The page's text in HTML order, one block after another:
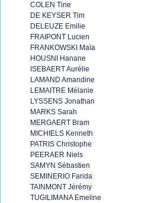
COLEN Tine
DE KEYSER Tim
DELEUZE Emilie
FRAIPONT Lucien
FRANKOWSKI Maïa
HOUSNI Hanane
ISEBAERT Aurélie
LAMAND Amandine
LEMAITRE Mélanie
LYSSENS Jonathan
MARKS Sarah
MERGAERT Bram
MICHIELS Kenneth
PATRIS Christophe
PEERAER Niels
SAMYN Sébastien
SEMINERIO Farida
TAINMONT Jérémy
TUGILIMANA Emeline